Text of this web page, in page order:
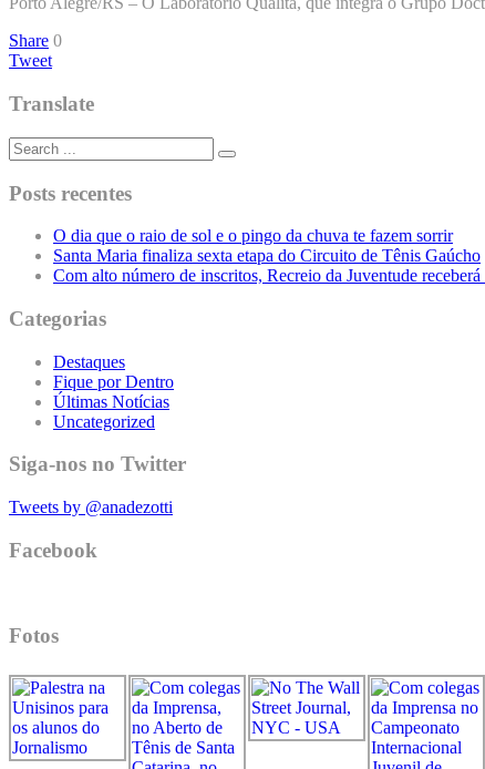
Share 0
Tweet
Translate
Posts recentes
O dia que o raio de sol e o pingo da chuva te fazem sorrir
Santa Maria finaliza sexta etapa do Circuito de Tênis Gaúcho
Com alto número de inscritos, Recreio da Juventude receberá
Categorias
Destaques
Fique por Dentro
Últimas Notícias
Uncategorized
Siga-nos no Twitter
Tweets by @anadezotti
Facebook
Fotos